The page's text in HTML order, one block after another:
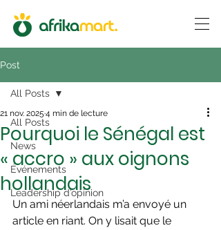
Post
All Posts
News
Événements
Leadership d’opinion
All Posts
Pourquoi le Sénégal est
« accro » aux oignons
hollandais
21 nov. 2025 4 min de lecture
Un ami néerlandais m’a envoyé un
article en riant. On y lisait que le